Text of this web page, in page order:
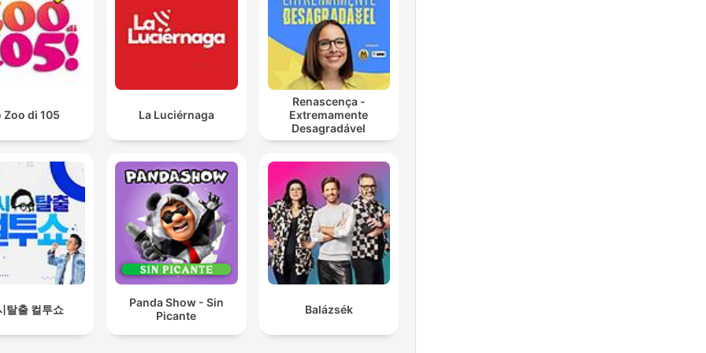
Zoo di 105 La Luciérnaga
Renascença -
Extremamente
Desagradável
탈출 컬투쇼
Panda Show - Sin
Picante
Balázsék